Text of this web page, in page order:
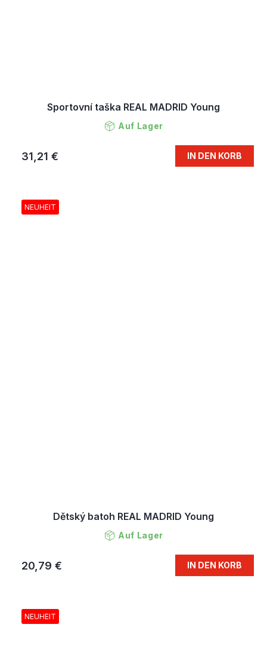
Sportovní taška REAL MADRID Young
Auf Lager
31,21 € IN DEN KORB
NEUHEIT
Dětský batoh REAL MADRID Young
Auf Lager
20,79 € IN DEN KORB
NEUHEIT